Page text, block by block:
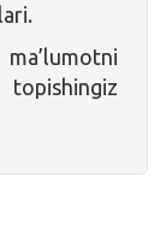
topishingiz